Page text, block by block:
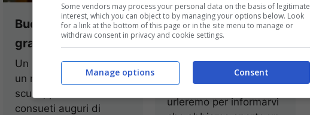
Buon 2017 a tutti, e
grazie
Un saluto, un augurio e
un ringraziamento. E le
scuse, per aver saltato i
consueti auguri di
(pssst, siamo su
Telegram)
basso profilo e dello
stile laconico, non
urleremo per informarvi
Some vendors may process your personal data on the basis of legitimate
interest, which you can object to by managing your options below. Look
for a link at the bottom of this page or in the site menu to manage or
withdraw consent in privacy and cookie settings.
Consent
Manage options